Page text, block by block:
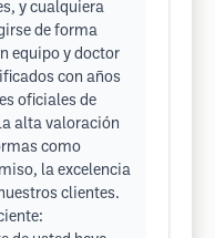
y cualquiera
de forma
equipo y doctor
con años
oficiales de
alta valoración
como
la excelencia
clientes.